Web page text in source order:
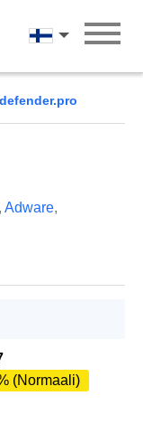
Suomi
Adware,
(Normaali)